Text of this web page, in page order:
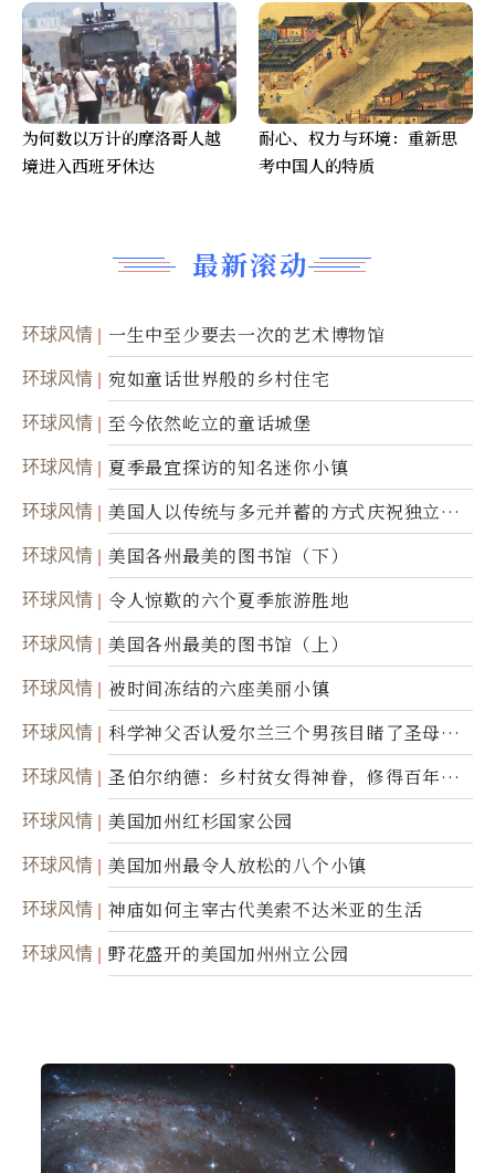
最新滚动
环球风情 一生中至少要去一次的艺术博物馆
环球风情 宛如童话世界般的乡村住宅
环球风情 至今依然屹立的童话城堡
环球风情 夏季最宜探访的知名迷你小镇
环球风情
美国人以传统与多元并蓄的方式庆祝独立日2
50周年
环球风情 美国各州最美的图书馆（下）
环球风情 令人惊歎的六个夏季旅游胜地
环球风情 美国各州最美的图书馆（上）
环球风情 被时间冻结的六座美丽小镇
环球风情
科学神父否认爱尔兰三个男孩目睹了圣母显
灵
环球风情
圣伯尔纳德：乡村贫女得神眷，修得百年不
腐身
环球风情 美国加州红杉国家公园
环球风情 美国加州最令人放松的八个小镇
环球风情 神庙如何主宰古代美索不达米亚的生活
环球风情 野花盛开的美国加州州立公园
为何数以万计的摩洛哥人越
境进入西班牙休达
耐心、权力与环境：重新思
考中国人的特质